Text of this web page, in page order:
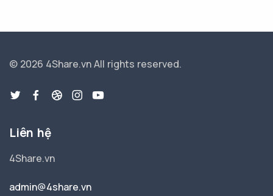
© 2026 4Share.vnAll rights reserved.
Liên hệ
4Share.vn
admin@4share.vn